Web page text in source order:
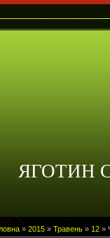
ЯГОТИН
» 2015 » Травень » 12 »